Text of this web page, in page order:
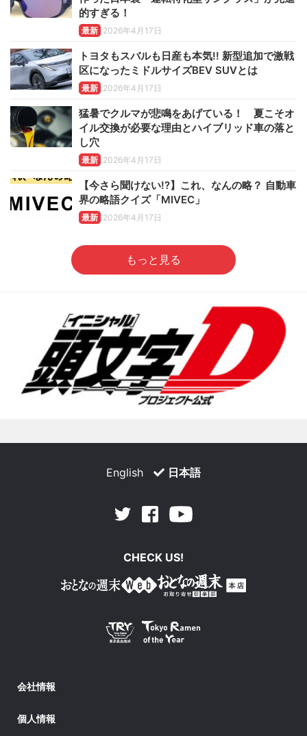
的すぎる！
最新 2026年4月17日
トヨタもスバルも日産も本気!! 新型追加で激戦
区になったミドルサイズBEV SUVとは
最新 2026年4月17日
猛暑でクルマが悲鳴をあげている！ 夏こそオ
イル交換が必要な理由とハイブリッド車の落と
し穴
最新 2026年4月17日
【今さら聞けない!?】これ、なんの略？ 自動車
界の略語クイズ「MIVEC」
最新 2026年4月17日
もっと見る
English 日本語
Twitter Facebook
CHECK US!
会社情報
個人情報